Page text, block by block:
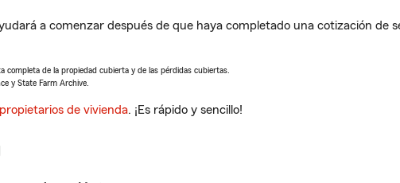
a comenzar después de que haya completado una cotización de
completa de la propiedad cubierta y de las pérdidas cubiertas.
y State Farm Archive.
de vivienda. ¡Es rápido y sencillo!